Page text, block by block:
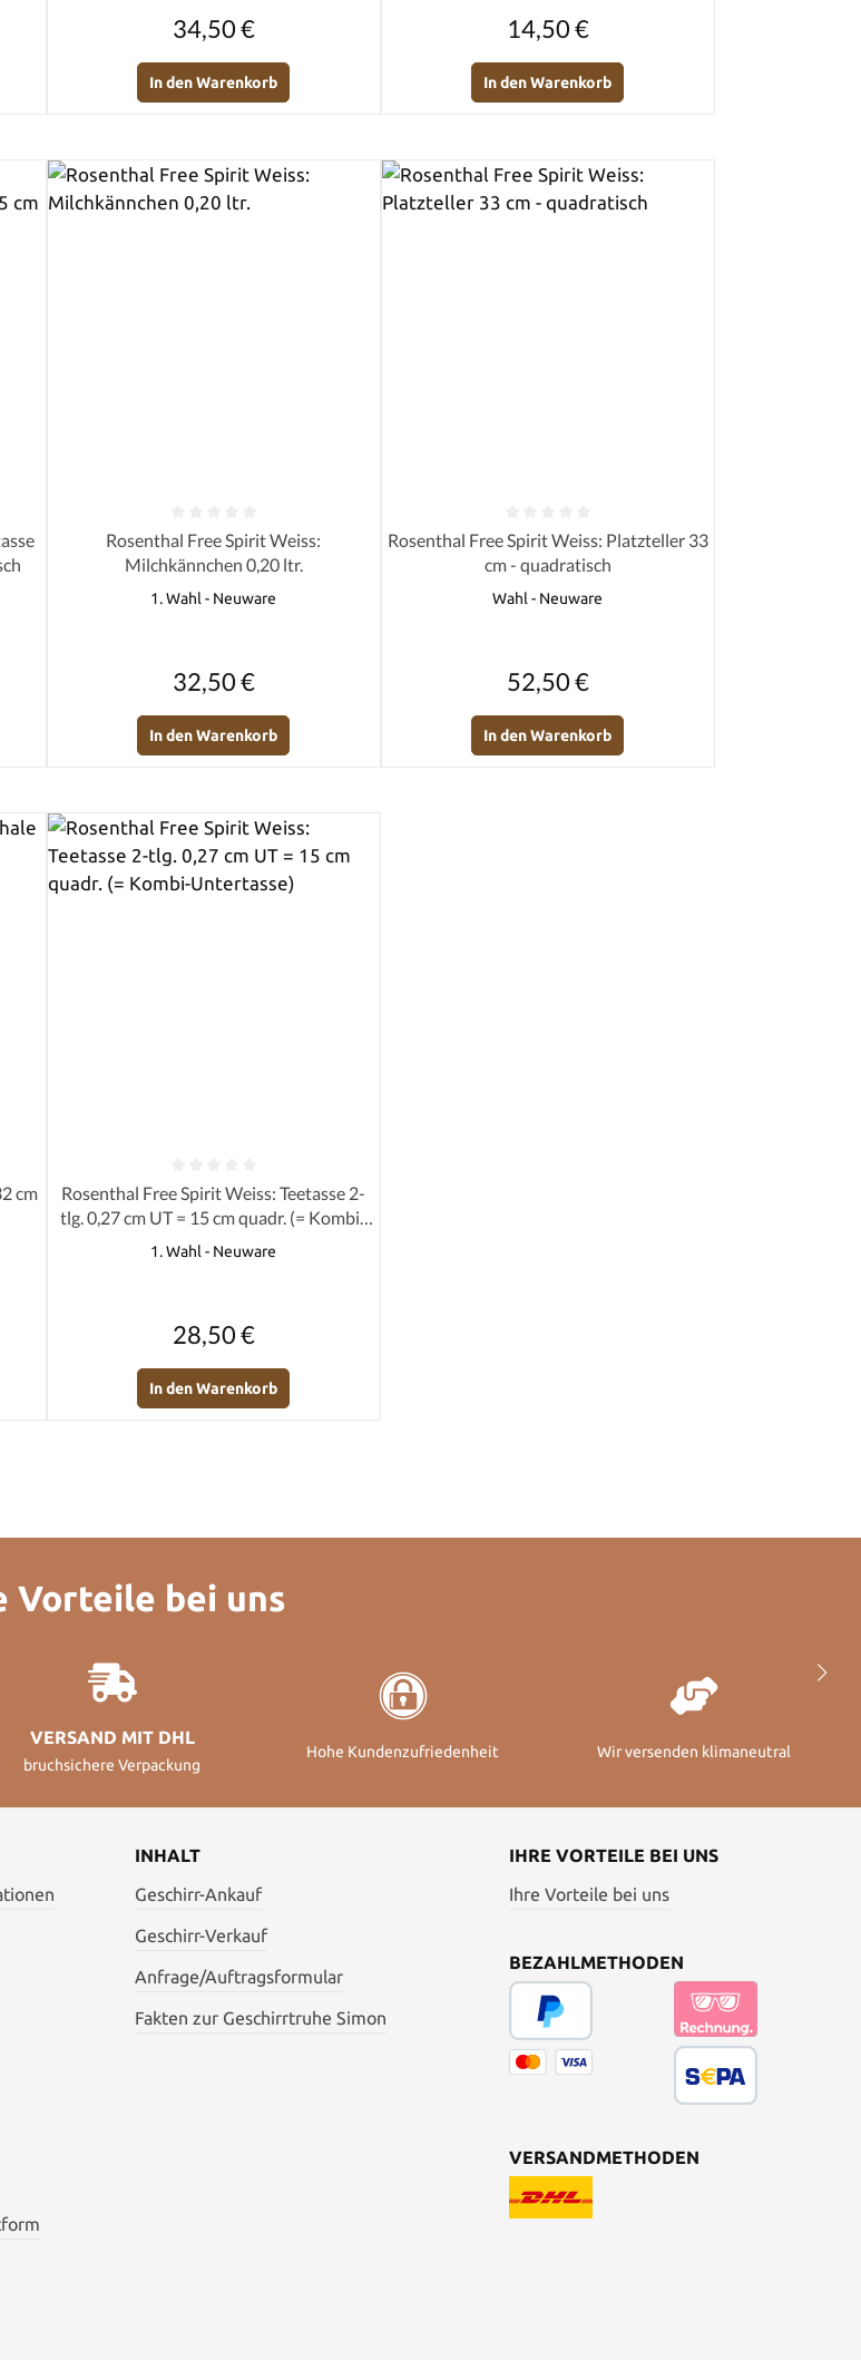
34,50 €
In den Warenkorb
14,50 €
In den Warenkorb
0 von 5 Sternen
Durchschnittliche Bewertung von 0 von 5 Sternen
Rosenthal Free Spirit Weiss:
Milchkännchen 0,20 ltr.
1. Wahl - Neuware
32,50 €
In den Warenkorb
Durchschnittliche Bewertung von 0 von 5 Sternen
Rosenthal Free Spirit Weiss: Platzteller 33
cm - quadratisch
Wahl - Neuware
52,50 €
In den Warenkorb
0 von 5 Sternen
cm
Durchschnittliche Bewertung von 0 von 5 Sternen
Rosenthal Free Spirit Weiss: Teetasse 2-
tlg. 0,27 cm UT = 15 cm quadr. (= Kombi-
Untertasse)
1. Wahl - Neuware
28,50 €
In den Warenkorb
Vorteile bei uns
VERSAND MIT DHL
bruchsichere Verpackung
Hohe Kundenzufriedenheit Wir versenden klimaneutral
INHALT
Geschirr-Ankauf
Geschirr-Verkauf
Anfrage/Auftragsformular
Fakten zur Geschirrtruhe Simon
IHRE VORTEILE BEI UNS
Ihre Vorteile bei uns
BEZAHLMETHODEN
VERSANDMETHODEN